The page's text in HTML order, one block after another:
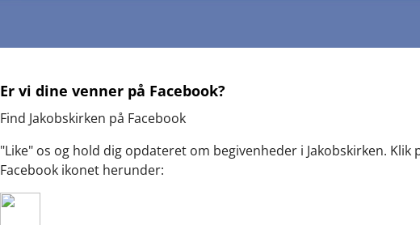
Er vi dine venner på Facebook?
Find Jakobskirken på Facebook
"Like" os og hold dig opdateret om begivenheder i Jakobskirken. Klik
Facebook ikonet herunder: